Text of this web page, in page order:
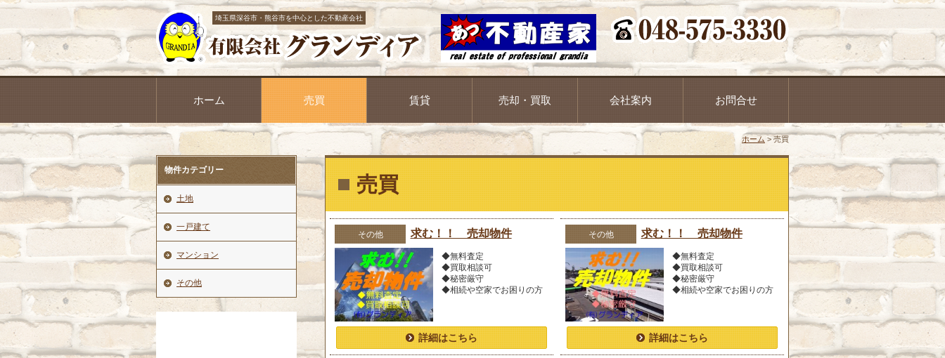
埼玉県深谷市・熊谷市を中心とした不動産会社
ホーム 売買 賃貸 売却・買取 会社案内 お問合せ
ホーム >売買
売買
その他 求む！！ 売却物件
◆無料査定
◆買取相談可
◆秘密厳守
◆相続や空家でお困りの方
詳細はこちら
その他 求む！！ 売却物件
◆無料査定
◆買取相談可
◆秘密厳守
◆相続や空家でお困りの方
詳細はこちら
物件カテゴリー
土地
一戸建て
マンション
その他